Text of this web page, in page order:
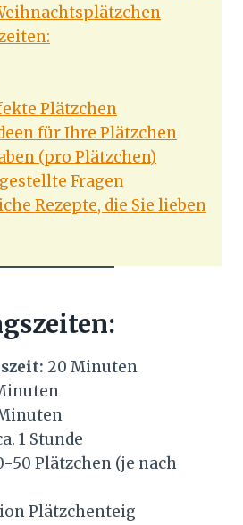
Plätzchen
für Ihre Plätzchen
(pro Plätzchen)
Fragen
Rezepte, die Sie lieben
20 Minuten
1 Stunde
50 Plätzchen (je nach
Plätzchenteig